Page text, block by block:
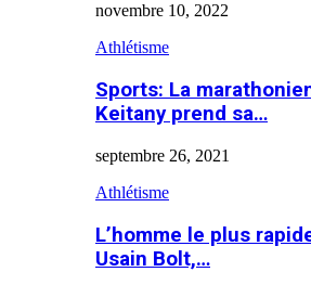
novembre 10, 2022
Athlétisme
Sports: La
Keitany prend sa…
septembre 26, 2021
Athlétisme
L’homme le plus
Usain Bolt,…